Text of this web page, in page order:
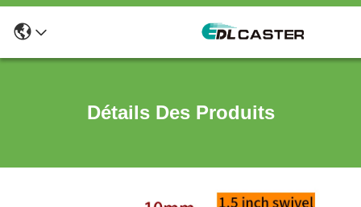
Détails Des Produits